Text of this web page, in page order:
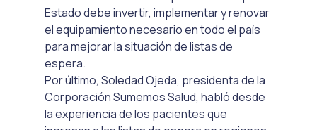
Estado debe invertir, implementar y renovar
el equipamiento necesario en todo el país
para mejorar la situación de listas de
espera.
Por último, Soledad Ojeda, presidenta de la
Corporación Sumemos Salud, habló desde
la experiencia de los pacientes que